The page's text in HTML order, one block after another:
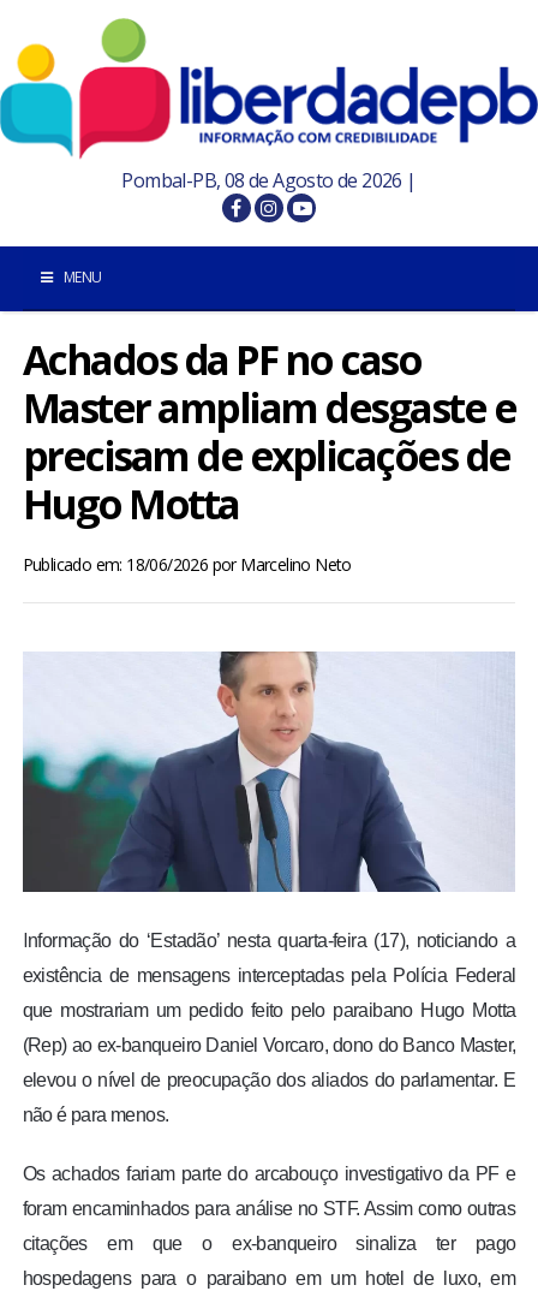
Pombal-PB, 08 de Agosto de 2026 |
MENU
INÍCIO
POMBAL E REGIÃO
ENTRETENIMENTO
TV LPB
FOTOS
Achados da PF no caso
Master ampliam desgaste e
precisam de explicações de
Hugo Motta
Publicado em: 18/06/2026 porMarcelino Neto
Informação do ‘Estadão’ nesta quarta-feira (17), noticiando a
existência de mensagens interceptadas pela Polícia Federal
que mostrariam um pedido feito pelo paraibano Hugo Motta
(Rep) ao ex-banqueiro Daniel Vorcaro, dono do Banco Master,
elevou o nível de preocupação dos aliados do parlamentar. E
não é para menos.
Os achados fariam parte do arcabouço investigativo da PF e
foram encaminhados para análise no STF. Assim como outras
citações em que o ex-banqueiro sinaliza ter pago
hospedagens para o paraibano em um hotel de luxo, em